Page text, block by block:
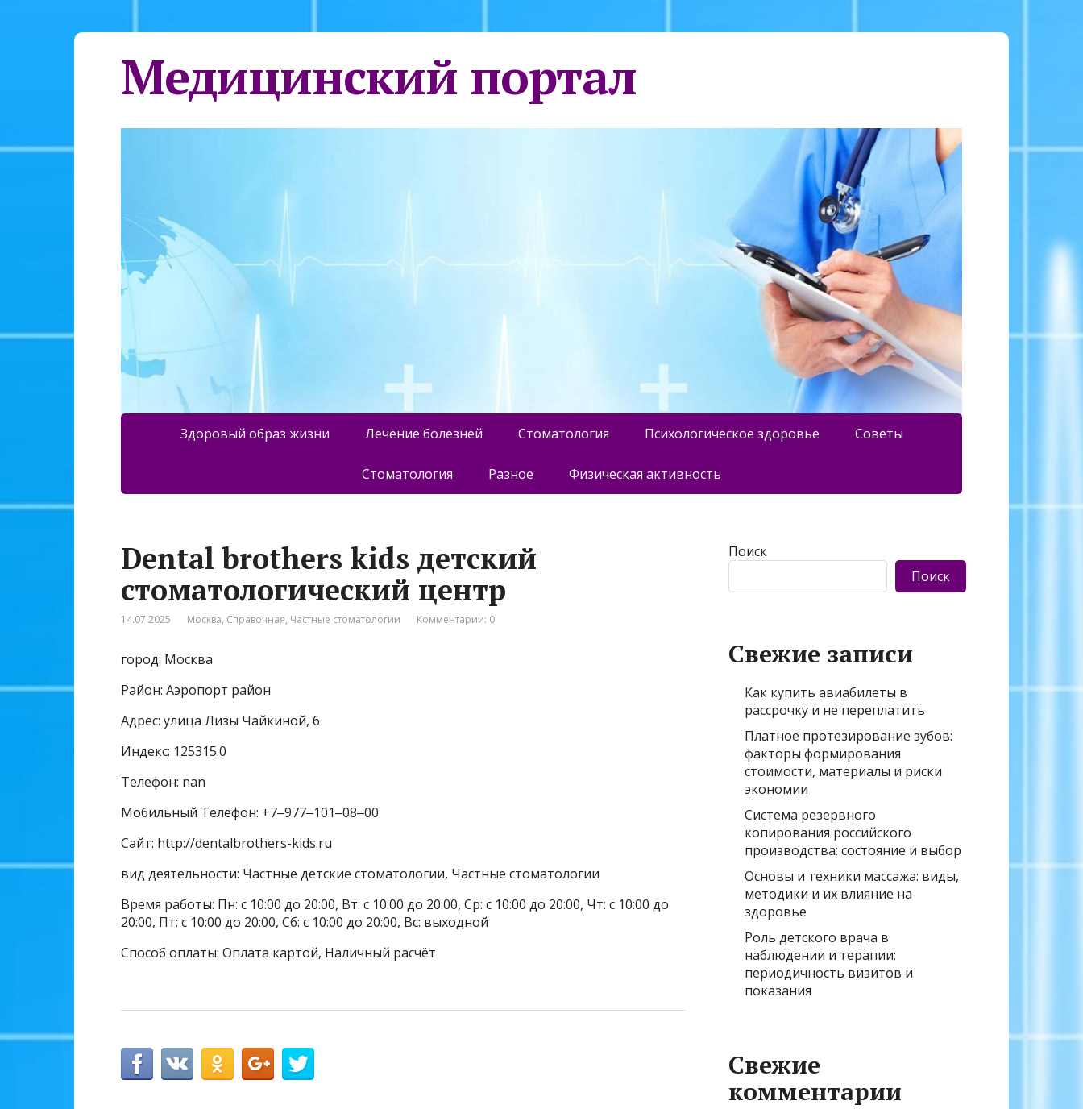
Медицинский портал
Здоровый образ жизни Лечение болезней Стоматология Психологическое здоровье Советы
Стоматология Разное Физическая активность
Dental brothers kids детский
стоматологический центр
14.07.2025 Москва, Справочная, Частные стоматологии Комментарии: 0
город: Москва
Район: Аэропорт район
Адрес: улица Лизы Чайкиной, 6
Индекс: 125315.0
Телефон: nan
Мобильный Телефон: +7‒977‒101‒08‒00
Сайт: http://dentalbrothers-kids.ru
вид деятельности: Частные детские стоматологии, Частные стоматологии
Время работы: Пн: с 10:00 до 20:00, Вт: с 10:00 до 20:00, Ср: с 10:00 до 20:00, Чт: с 10:00 до
20:00, Пт: с 10:00 до 20:00, Сб: с 10:00 до 20:00, Вс: выходной
Способ оплаты: Оплата картой, Наличный расчёт
Поиск
Поиск
Свежие записи
Как купить авиабилеты в
рассрочку и не переплатить
Платное протезирование зубов:
факторы формирования
стоимости, материалы и риски
экономии
Система резервного
копирования российского
производства: состояние и выбор
Основы и техники массажа: виды,
методики и их влияние на
здоровье
Роль детского врача в
наблюдении и терапии:
периодичность визитов и
показания
Свежие
комментарии